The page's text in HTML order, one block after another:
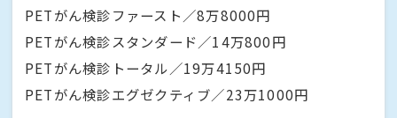
PETがん検診ファースト／8万8000円
PETがん検診スタンダード／14万800円
PETがん検診トータル／19万4150円
PETがん検診エグゼクティブ／23万1000円